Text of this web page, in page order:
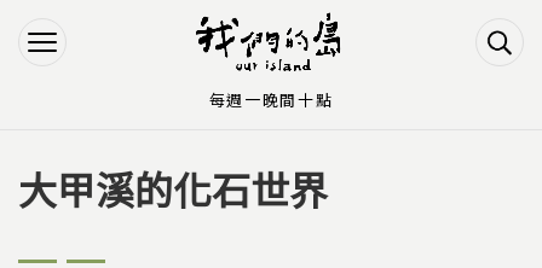
Jump to Navigation
Jump to Main content
您在這裡
大甲溪的化石世界
每週一晚間十點